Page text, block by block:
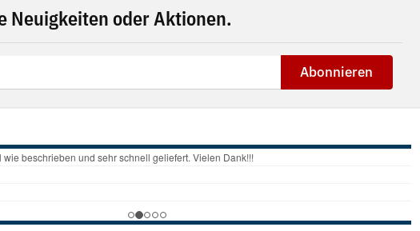
Neuigkeiten oder Aktionen.
Abonnieren